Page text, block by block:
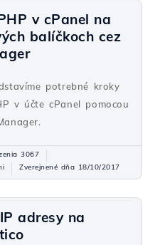
v cPanel na
balíčkoch cez
potrebné kroky
v účte cPanel pomocou
3067
Zverejnené dňa 18/10/2017
adresy na